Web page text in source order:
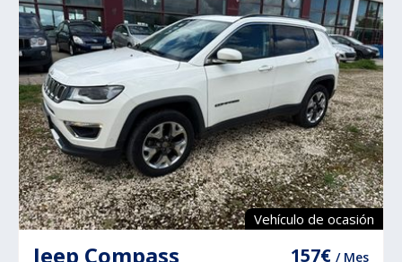
Vehículo de ocasión
Jeep Compass 157€ / Mes